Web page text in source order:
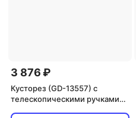
3 876 ₽
Кусторез (GD-13557) с
телескопическими ручками